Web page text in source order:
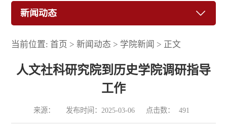
新闻动态
当前位置: 首页 >新闻动态 > 学院新闻 > 正文
人文社科研究院到历史学院调研指导
工作
来源： 发布时间：2025-03-06 点击数： 491